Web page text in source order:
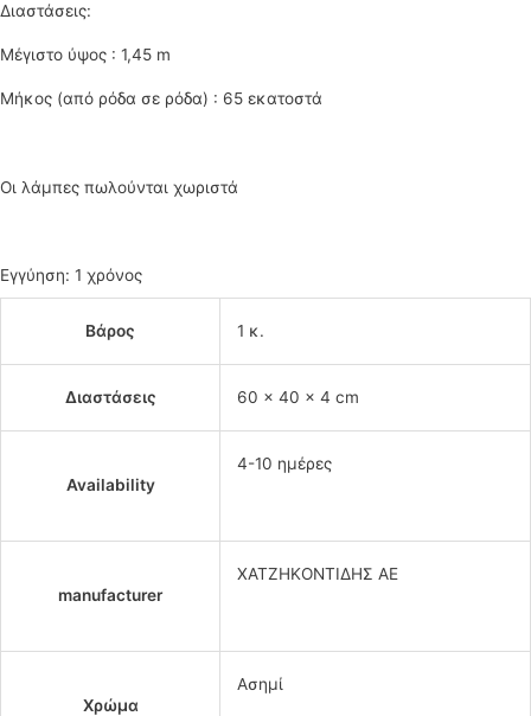
Διαστάσεις:
Μέγιστο ύψος : 1,45 m
Μήκος (από ρόδα σε ρόδα) : 65 εκατοστά
Οι λάμπες πωλούνται χωριστά
Εγγύηση: 1 χρόνος
Βάρος 1 κ.
Διαστάσεις 60 × 40 × 4 cm
Availability
4-10 ημέρες
manufacturer
ΧΑΤΖΗΚΟΝΤΙΔΗΣ ΑΕ
Χρώμα
Ασημί